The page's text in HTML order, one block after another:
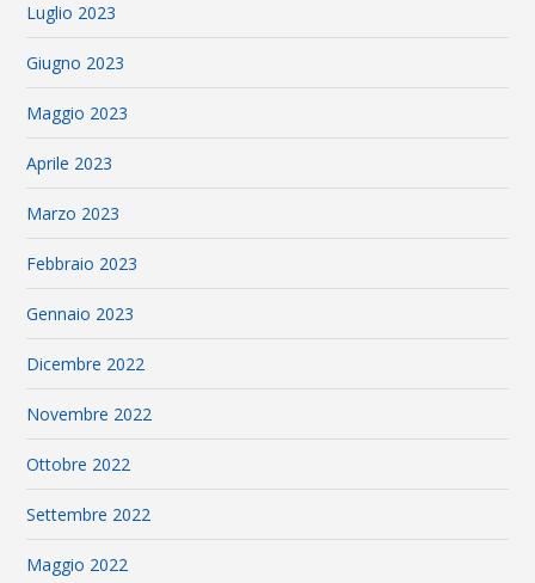
Luglio 2023
Giugno 2023
Maggio 2023
Aprile 2023
Marzo 2023
Febbraio 2023
Gennaio 2023
Dicembre 2022
Novembre 2022
Ottobre 2022
Settembre 2022
Maggio 2022